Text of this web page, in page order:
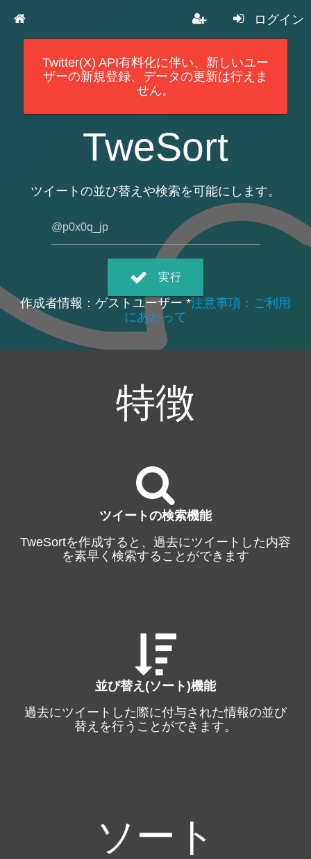
ログイン
Twitter(X) API有料化に伴い、新しいユー
ザーの新規登録、データの更新は行えま
せん。
TweSort
ツイートの並び替えや検索を可能にします。
実行
作成者情報：ゲストユーザー *注意事項：ご利用
にあたって
特徴
ツイートの検索機能
TweSortを作成すると、過去にツイートした内容
を素早く検索することができます
並び替え(ソート)機能
過去にツイートした際に付与された情報の並び
替えを行うことができます。
ソート